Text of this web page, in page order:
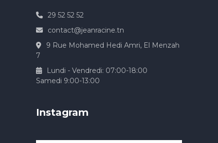
29 52 52 52
contact@jeanracine.tn
9 Rue Mohamed Hedi Amri, El Menzah
7
Lundi - Vendredi: 07:00-18:00
Samedi 9:00-13:00
Instagram